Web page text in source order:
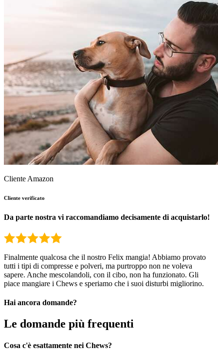
Cliente Amazon
Cliente verificato
Da parte nostra vi raccomandiamo decisamente di acquistarlo!
Finalmente qualcosa che il nostro Felix mangia! Abbiamo provato
tutti i tipi di compresse e polveri, ma purtroppo non ne voleva
sapere. Anche mescolandoli, con il cibo, non ha funzionato. Gli
piace mangiare i Chews e speriamo che i suoi disturbi migliorino.
Hai ancora domande?
Le domande più frequenti
Cosa c'è esattamente nei Chews?